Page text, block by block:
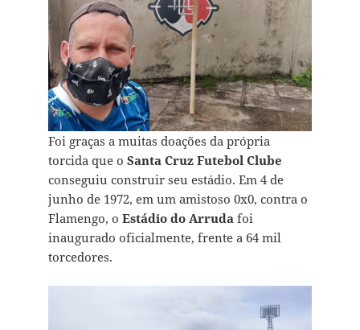
Foi graças a muitas doações da própria
torcida que o Santa Cruz Futebol Clube
conseguiu construir seu estádio. Em 4 de
junho de 1972, em um amistoso 0x0, contra o
Flamengo, o Estádio do Arruda foi
inaugurado oficialmente, frente a 64 mil
torcedores.